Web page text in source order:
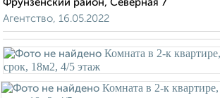
Фрунзенский район, Северная 7
Агентство, 16.05.2022